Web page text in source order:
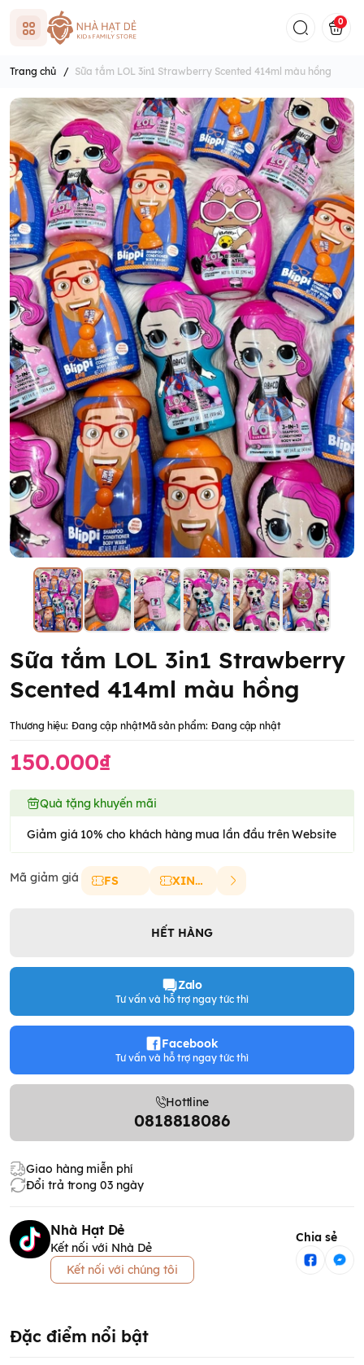
0
Trang chủ / Sữa tắm LOL 3in1 Strawberry Scented 414ml màu hồng
Sữa tắm LOL 3in1 Strawberry
Scented 414ml màu hồng
Thương hiệu: Đang cập nhậtMã sản phẩm: Đang cập nhật
150.000₫
Quà tặng khuyến mãi
Giảm giá 10% cho khách hàng mua lần đầu trên Website
Mã giảm giá FS XINCHAO
HẾT HÀNG
Zalo
Tư vấn và hỗ trợ ngay tức thì
Facebook
Tư vấn và hỗ trợ ngay tức thì
Hottline
0818818086
Giao hàng miễn phí
Đổi trả trong 03 ngày
Nhà Hạt Dẻ
Kết nối với Nhà Dẻ
Kết nối với chúng tôi
Chia sẻ
Đặc điểm nổi bật